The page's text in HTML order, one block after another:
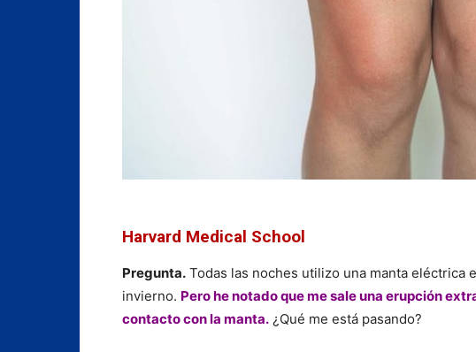
Harvard Medical School
Pregunta. Todas las noches utilizo una manta eléctrica
invierno. Pero he notado que me sale una erupción
contacto con la manta. ¿Qué me está pasando?